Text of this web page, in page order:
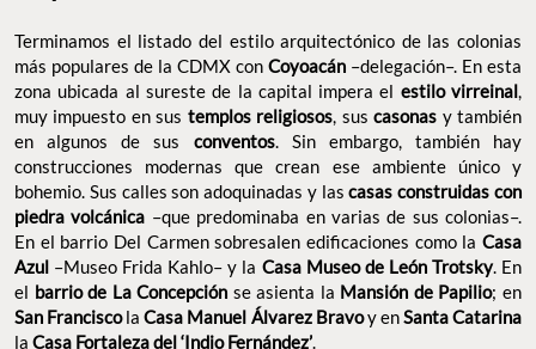
Terminamos el listado del estilo arquitectónico de las colonias
más populares de la CDMX con Coyoacán –delegación–. En esta
zona ubicada al sureste de la capital impera el estilo virreinal,
muy impuesto en sus templos religiosos, suscasonas y también
en algunos de sus conventos. Sin embargo, también hay
construcciones modernas que crean ese ambiente único y
bohemio. Sus calles son adoquinadas y lascasas construidas con
piedra volcánica –que predominaba en varias de sus colonias–.
En el barrio Del Carmen sobresalen edificaciones como la Casa
Azul –Museo Frida Kahlo– y la Casa Museo de León Trotsky. En
el barrio de La Concepción se asienta la Mansión de Papilio; en
San FranciscolaCasa Manuel Álvarez Bravoy enSanta Catarina
la Casa Fortaleza del ‘Indio Fernández’.